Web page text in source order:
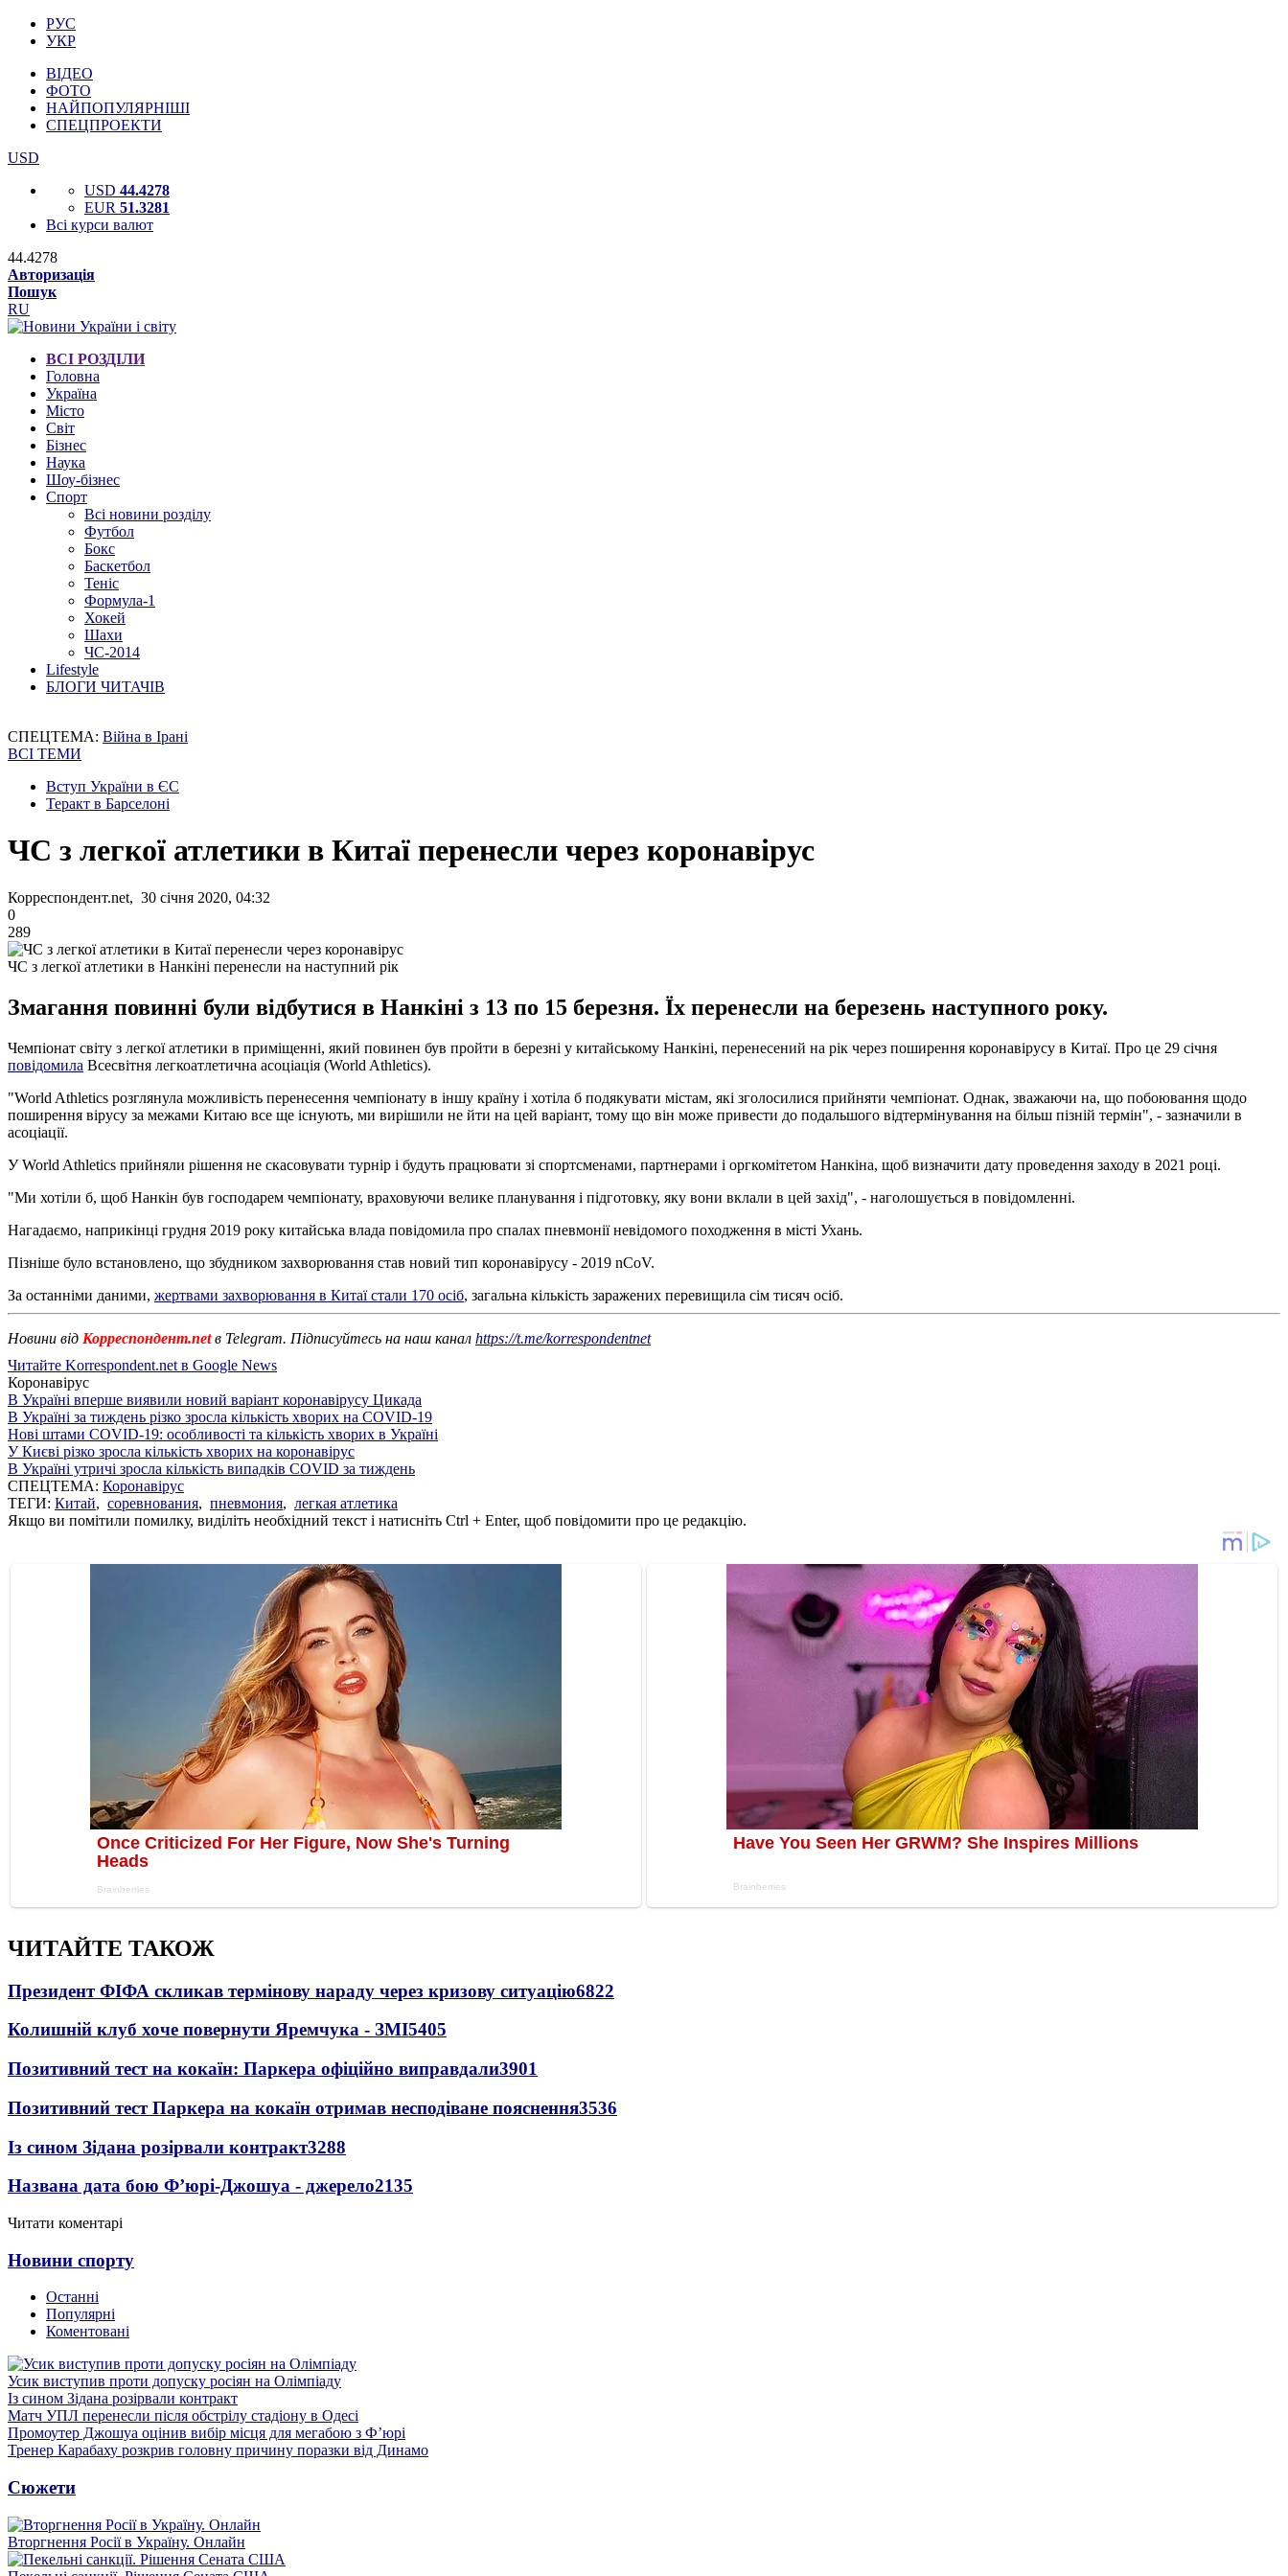
РУС
УКР
ВІДЕО
ФОТО
НАЙПОПУЛЯРНІШІ
СПЕЦПРОЕКТИ
USD
USD 44.4278
EUR 51.3281
Всі курси валют
44.4278
Авторизація
Пошук
RU
ВСІ РОЗДІЛИ
Головна
Україна
Місто
Світ
Бізнес
Наука
Шоу-бізнес
Спорт
Всі новини розділу
Футбол
Бокс
Баскетбол
Теніс
Формула-1
Хокей
Шахи
ЧС-2014
Lifestyle
БЛОГИ ЧИТАЧІВ
СПЕЦТЕМА: Війна в Ірані
ВСІ ТЕМИ
Вступ України в ЄС
Теракт в Барселоні
ЧС з легкої атлетики в Китаї перенесли через коронавірус
Корреспондент.net, 30 січня 2020, 04:32
0
289
ЧС з легкої атлетики в Нанкіні перенесли на наступний рік
Змагання повинні були відбутися в Нанкіні з 13 по 15 березня. Їх перенесли на березень наступного року.
Чемпіонат світу з легкої атлетики в приміщенні, який повинен був пройти в березні у китайському Нанкіні, перенесений на рік через поширення коронавірусу в Китаї. Про це 29 січня
повідомила Всесвітня легкоатлетична асоціація (World Athletics).
"World Athletics розглянула можливість перенесення чемпіонату в іншу країну і хотіла б подякувати містам, які зголосилися прийняти чемпіонат. Однак, зважаючи на, що побоювання щодо
поширення вірусу за межами Китаю все ще існують, ми вирішили не йти на цей варіант, тому що він може привести до подальшого відтермінування на більш пізній термін", - зазначили в
асоціації.
У World Athletics прийняли рішення не скасовувати турнір і будуть працювати зі спортсменами, партнерами і оргкомітетом Нанкіна, щоб визначити дату проведення заходу в 2021 році.
"Ми хотіли б, щоб Нанкін був господарем чемпіонату, враховуючи велике планування і підготовку, яку вони вклали в цей захід", - наголошується в повідомленні.
Нагадаємо, наприкінці грудня 2019 року китайська влада повідомила про спалах пневмонії невідомого походження в місті Ухань.
Пізніше було встановлено, що збудником захворювання став новий тип коронавірусу - 2019 nCoV.
За останніми даними, жертвами захворювання в Китаї стали 170 осіб, загальна кількість заражених перевищила сім тисяч осіб.
Новини від Корреспондент.netв Telegram. Підписуйтесь на наш канал https://t.me/korrespondentnet
Читайте Korrespondent.net в Google News
Коронавірус
В Україні вперше виявили новий варіант коронавірусу Цикада
В Україні за тиждень різко зросла кількість хворих на COVID-19
Нові штами COVID-19: особливості та кількість хворих в Україні
У Києві різко зросла кількість хворих на коронавірус
В Україні утричі зросла кількість випадків COVID за тиждень
СПЕЦТЕМА: Коронавірус
ТЕГИ: Китай, соревнования, пневмония, легкая атлетика
Якщо ви помітили помилку, виділіть необхідний текст і натисніть Ctrl + Enter, щоб повідомити про це редакцію.
ЧИТАЙТЕ ТАКОЖ
Президент ФІФА скликав термінову нараду через кризову ситуацію6822
Колишній клуб хоче повернути Яремчука - ЗМІ5405
Позитивний тест на кокаїн: Паркера офіційно виправдали3901
Позитивний тест Паркера на кокаїн отримав несподіване пояснення3536
Із сином Зідана розірвали контракт3288
Названа дата бою Ф’юрі-Джошуа - джерело2135
Читати коментарі
Новини спорту
Останні
Популярні
Коментовані
Усик виступив проти допуску росіян на Олімпіаду
Із сином Зідана розірвали контракт
Матч УПЛ перенесли після обстрілу стадіону в Одесі
Промоутер Джошуа оцінив вибір місця для мегабою з Ф’юрі
Тренер Карабаху розкрив головну причину поразки від Динамо
Сюжети
Вторгнення Росії в Україну. Онлайн